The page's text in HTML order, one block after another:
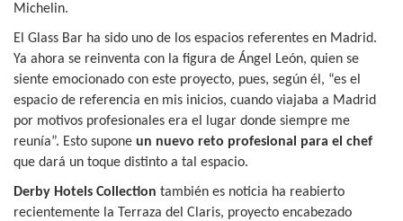
Michelin.
El Glass Bar ha sido uno de los espacios referentes en Madrid.
Ya ahora se reinventa con la figura de Ángel León, quien se
siente emocionado con este proyecto, pues, según él, “es el
espacio de referencia en mis inicios, cuando viajaba a Madrid
por motivos profesionales era el lugar donde siempre me
reunía”. Esto supone un nuevo reto profesional para el chef
que dará un toque distinto a tal espacio.
Derby Hotels Collection también es noticia ha reabierto
recientemente la Terraza del Claris, proyecto encabezado